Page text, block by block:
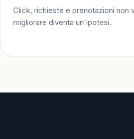
Click, richieste e prenotazioni non
migliorare diventa un'ipotesi.